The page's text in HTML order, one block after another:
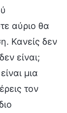
αύριο θα
Κανείς δεν
είναι;
μια
τον